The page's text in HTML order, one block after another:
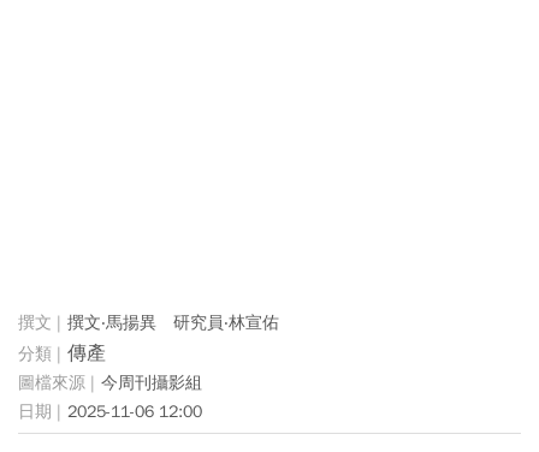
撰文‧馬揚異 研究員‧林宣佑
傳產
今周刊攝影組
2025-11-06 12:00